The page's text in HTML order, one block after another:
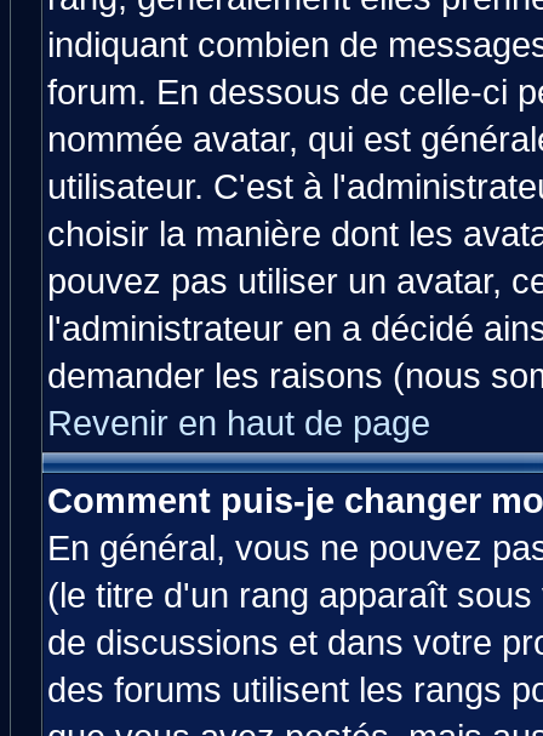
indiquant combien de
forum. En dessous de celle-ci
nommée avatar, qui est
utilisateur. C'est à
choisir la manière dont les
pouvez pas utiliser un avatar,
l'administrateur en a décidé
demander les raisons (nous
Revenir en haut de page
Comment puis-je changer
En général, vous ne pouvez
(le titre d'un rang apparaît
de discussions et dans votre
des forums utilisent les rangs